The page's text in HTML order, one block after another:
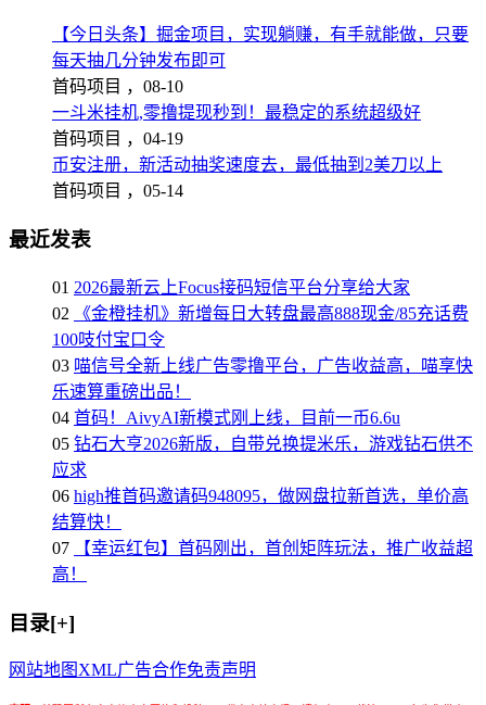
【今日头条】掘金项目，实现躺赚，有手就能做，只要
每天抽几分钟发布即可
首码项目 ， 08-10
一斗米挂机,零撸提现秒到！最稳定的系统超级好
首码项目 ， 04-19
币安注册，新活动抽奖速度去，最低抽到2美刀以上
首码项目 ， 05-14
最近发表
01 2026最新云上Focus接码短信平台分享给大家
02
《金橙挂机》新增每日大转盘最高888现金/85充话费
100吱付宝口令
03 喵信号全新上线广告零撸平台，广告收益高，喵享快
乐速算重磅出品！
04 首码！AivyAI新模式刚上线，目前一币6.6u
05 钻石大亨2026新版，自带兑换提米乐，游戏钻石供不
应求
06 high推首码邀请码948095，做网盘拉新首选，单价高
结算快！
07
【幸运红包】首码刚出，首创矩阵玩法，推广收益超
高！
目录[+]
网站地图 XML广告合作免责声明